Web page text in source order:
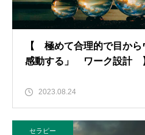
【 極めて合理的で目か
感動する」 ワーク設計
2023.08.24
セラピー